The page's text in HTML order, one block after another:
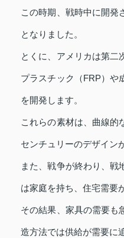
この時期、戦時中に開発
となりました。
とくに、アメリカは第二
プラスチック（FRP）や
を開発します。
これらの素材は、曲線的
センチュリーのデザイン
また、戦争が終わり、戦
は家庭を持ち、住宅需要
その結果、家具の需要も
造方法では供給が需要に